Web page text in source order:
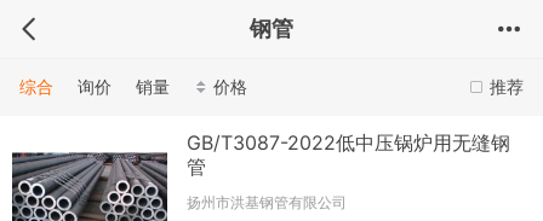
钢管
推荐
综合 询价 销量 价格
GB/T3087-2022低中压锅炉用无缝钢
管
扬州市洪基钢管有限公司